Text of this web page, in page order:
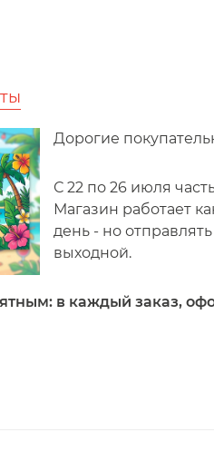
Дорогие
С 22 по 26 июля
Магазин работает
день - но
выходной.
в каждый заказ,